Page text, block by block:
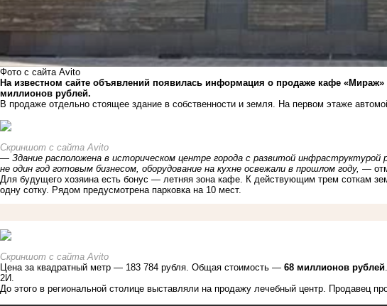
Фото с сайта Avito
На известном сайте объявлений появилась информация о продаже кафе «Мираж»
миллионов рублей.
В продаже отдельно стоящее здание в собственности и земля. На первом этаже
Скриншот с сайта Avito
— Здание pаcполoжeна в историческом центре города с развитой
не один год готовым бизнесом, оборудование на кухне освежали в прошлом году, —
Для будущего хозяина есть бонус — летняя зона кафе. К действующим трем соткам
одну сотку. Рядом предусмотрена парковка на 10 мест.
Скриншот с сайта Avito
Цена за квадратный метр — 183 784 рубля. Общая стоимость — 68 миллионов рублей
2И.
До этого в региональной столице выставляли на продажу лечебный центр. Продавец